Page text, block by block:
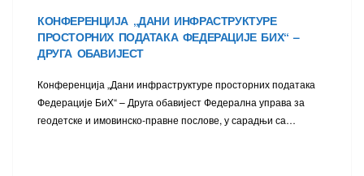
КОНФЕРЕНЦИЈА „ДАНИ ИНФРАСТРУКТУРЕ
ПРОСТОРНИХ ПОДАТАКА ФЕДЕРАЦИЈЕ БИХ“ –
ДРУГА ОБАВИЈЕСТ
Конференција „Дани инфраструктуре просторних података
Федерације БиХ“ – Друга обавијест Федерална управа за
геодетске и имовинско-правне послове, у сарадњи са…